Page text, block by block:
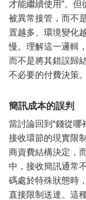
才能繼續使用”。
被異常接管，而不
置越多、環境變化
慢。理解這一邏輯
而不是將其錯誤歸
不必要的付費決策。
簡訊成本的誤判
當討論回到“錢從哪
接收環節的現實限
商資費結構決定，
中，接收簡訊通常
碼處於特殊狀態時
直接限制送達。這